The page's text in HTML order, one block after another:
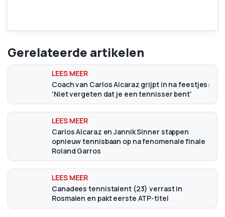
Gerelateerde artikelen
Coach van Carlos Alcaraz grijpt in na feestjes:
'Niet vergeten dat je een tennisser bent'
Carlos Alcaraz en Jannik Sinner stappen
opnieuw tennisbaan op na fenomenale finale
Roland Garros
Canadees tennistalent (23) verrast in
Rosmalen en pakt eerste ATP-titel